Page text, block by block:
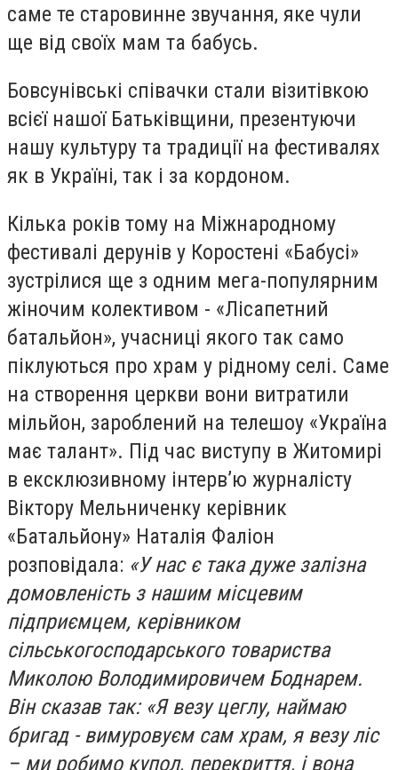
саме те старовинне звучання, яке чули
ще від своїх мам та бабусь.
Бовсунівські співачки стали візитівкою
всієї нашої Батьківщини, презентуючи
нашу культуру та традиції на фестивалях
як в Україні, так і за кордоном.
Кілька років тому на Міжнародному
фестивалі дерунів у Коростені «Бабусі»
зустрілися ще з одним мега-популярним
жіночим колективом - «Лісапетний
батальйон», учасниці якого так само
піклуються про храм у рідному селі. Саме
на створення церкви вони витратили
мільйон, зароблений на телешоу «Україна
має талант». Під час виступу в Житомирі
в ексклюзивному інтерв’ю журналісту
Віктору Мельниченку керівник
«Батальйону» Наталія Фаліон
розповідала: «У нас є така дуже залізна
домовленість з нашим місцевим
підприємцем, керівником
сільськогосподарського товариства
Миколою Володимировичем Боднарем.
Він сказав так: «Я везу цеглу, наймаю
бригад - вимуровуєм сам храм, я везу ліс
– ми робимо купол, перекриття, і вона